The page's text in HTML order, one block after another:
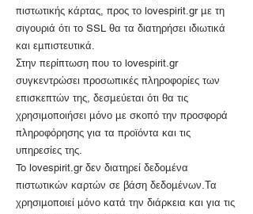
πιστωτικής κάρτας, προς το lovespirit.gr με τη
σιγουριά ότι το SSL θα τα διατηρήσει ιδιωτικά
και εμπιστευτικά.
Στην περίπτωση που το lovespirit.gr
συγκεντρώσει προσωπικές πληροφορίες των
επισκεπτών της, δεσμεύεται ότι θα τις
χρησιμοποιήσει μόνο με σκοπό την προσφορά
πληροφόρησης για τα προϊόντα και τις
υπηρεσίες της.
To lovespirit.gr δεν διατηρεί δεδομένα
πιστωτικών καρτών σε βάση δεδομένων.Τα
χρησιμοποιεί μόνο κατά την διάρκεια και για τις